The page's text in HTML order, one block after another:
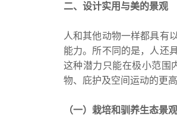
二、设计实用与美的景观
人和其他动物一样都具有
能力。所不同的是，人还
这种潜力只能在极小范围
物、庇护及空间运动的更
（一）栽培和驯养生态